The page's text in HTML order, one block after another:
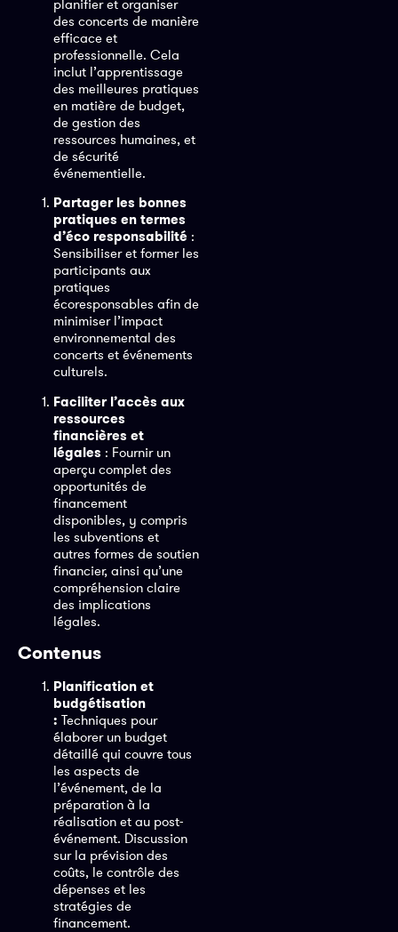
planifier et organiser
des concerts de manière
efficace et
professionnelle. Cela
inclut l’apprentissage
des meilleures pratiques
en matière de budget,
de gestion des
ressources humaines, et
de sécurité
événementielle.
Partager les bonnes
pratiques en termes
d’éco responsabilité :
Sensibiliser et former les
participants aux
pratiques
écoresponsables afin de
minimiser l’impact
environnemental des
concerts et événements
culturels.
Faciliter l’accès aux
ressources
financières et
légales : Fournir un
aperçu complet des
opportunités de
financement
disponibles, y compris
les subventions et
autres formes de soutien
financier, ainsi qu’une
compréhension claire
des implications
légales.
Contenus
Planification et
budgétisation
: Techniques pour
élaborer un budget
détaillé qui couvre tous
les aspects de
l’événement, de la
préparation à la
réalisation et au post-
événement. Discussion
sur la prévision des
coûts, le contrôle des
dépenses et les
stratégies de
financement.